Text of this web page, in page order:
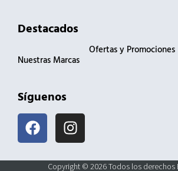
Destacados
Ofertas y Promociones
Nuestras Marcas
Síguenos
F
a
e
I
n
t
Copyright © 2026 Todos los derechos